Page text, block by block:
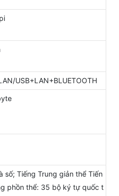
USB+LAN+BLUETOOTH
số; Tiếng Trung giản thể Tiến
phồn thể: 35 bộ ký tự quốc t